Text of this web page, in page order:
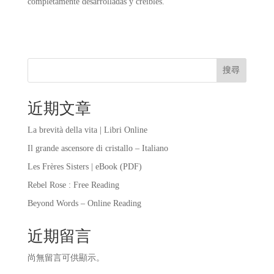
搜尋
近期文章
La brevità della vita | Libri Online
Il grande ascensore di cristallo – Italiano
Les Frères Sisters | eBook (PDF)
Rebel Rose : Free Reading
Beyond Words – Online Reading
近期留言
尚無留言可供顯示。